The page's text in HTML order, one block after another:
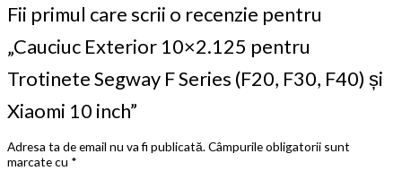
Fii primul care scrii o recenzie pentru
„Cauciuc Exterior 10×2.125 pentru
Trotinete Segway F Series (F20, F30, F40) și
Xiaomi 10 inch”
Adresa ta de email nu va fi publicată.Câmpurile obligatorii sunt
marcate cu *